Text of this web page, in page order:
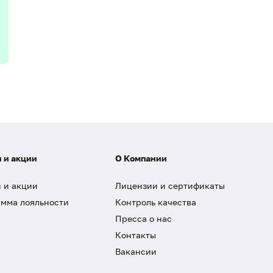
и акции
и акции
лояльности
О Компании
Лицензии и сертификаты
Контроль качества
Пресса о нас
Контакты
Вакансии